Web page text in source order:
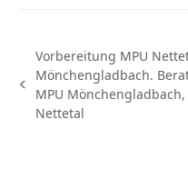
vorheriger
Beitrag:
Vorbereitung MPU
Mönchengladbach.
MPU Mönchengladbach,
Nettetal